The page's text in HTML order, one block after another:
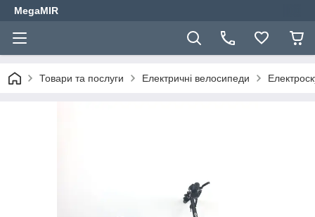
MegaMIR
Товари та послуги Електричні велосипеди